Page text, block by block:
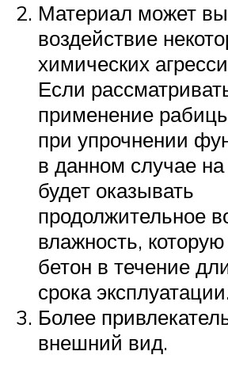
Материал может
воздействие
химических
Если
применение
при упрочнении
в данном случае
будет оказывать
продолжительное
влажность,
бетон в течение
срока
Более
внешний вид.